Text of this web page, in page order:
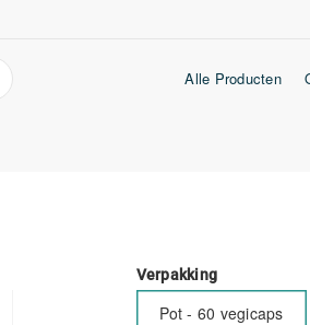
Alle Producten
Verpakking
Pot - 60 vegicaps